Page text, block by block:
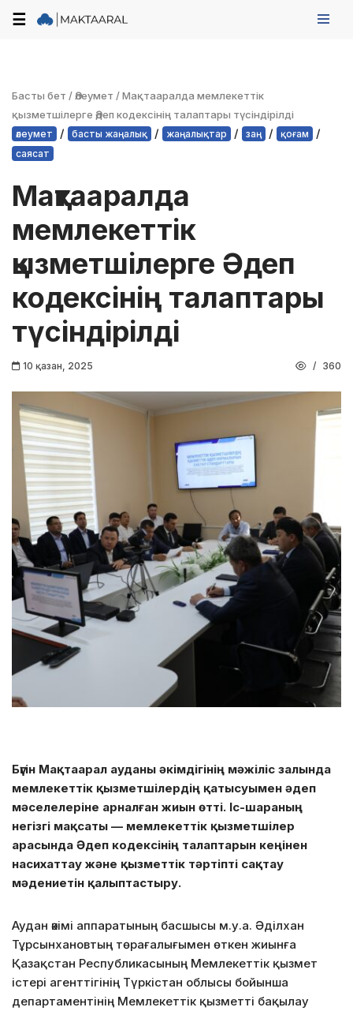
☰
Басты бет /Әлеумет /Мақтааралда мемлекеттік
қызметшілерге Әдеп кодексінің талаптары түсіндірілді
әлеумет / басты жаңалық / жаңалықтар / заң / қоғам /
саясат
Мақтааралда
мемлекеттік
қызметшілерге Әдеп
кодексінің талаптары
түсіндірілді
10 қазан, 2025 360
Бүгін Мақтаарал ауданы әкімдігінің мәжіліс залында
мемлекеттік қызметшілердің қатысуымен әдеп
мәселелеріне арналған жиын өтті. Іс-шараның
негізгі мақсаты — мемлекеттік қызметшілер
арасында Әдеп кодексінің талаптарын кеңінен
насихаттау және қызметтік тәртіпті сақтау
мәдениетін қалыптастыру.
Аудан әкімі аппаратының басшысы м.у.а. Әділхан
Тұрсынхановтың төрағалығымен өткен жиынға
Қазақстан Республикасының Мемлекеттік қызмет
істері агенттігінің Түркістан облысы бойынша
департаментінің Мемлекеттік қызметті бақылау